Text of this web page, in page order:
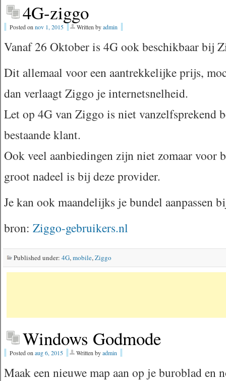
4G-ziggo
Posted on nov 1, 2015 Written byadmin
Vanaf 26 Oktober is 4G ook beschikbaar bij
Dit allemaal voor een aantrekkelijke prijs,
dan verlaagt Ziggo je internetsnelheid.
Let op 4G van Ziggo is niet vanzelfsprekend
bestaande klant.
Ook veel aanbiedingen zijn niet zomaar voor
groot nadeel is bij deze provider.
Je kan ook maandelijks je bundel aanpassen
bron: Ziggo-gebruikers.nl
Published under: 4G,mobile,Ziggo
Windows Godmode
Posted on aug 6, 2015 Written byadmin
Maak een nieuwe map aan op je buroblad en